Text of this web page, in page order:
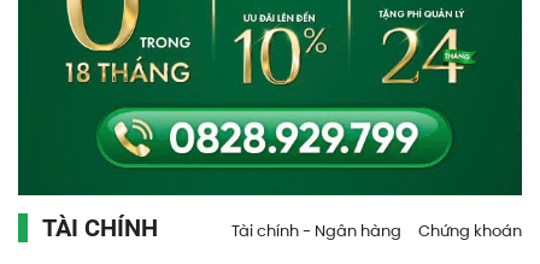
TÀI CHÍNH Tài chính - Ngân hàng Chứng khoán